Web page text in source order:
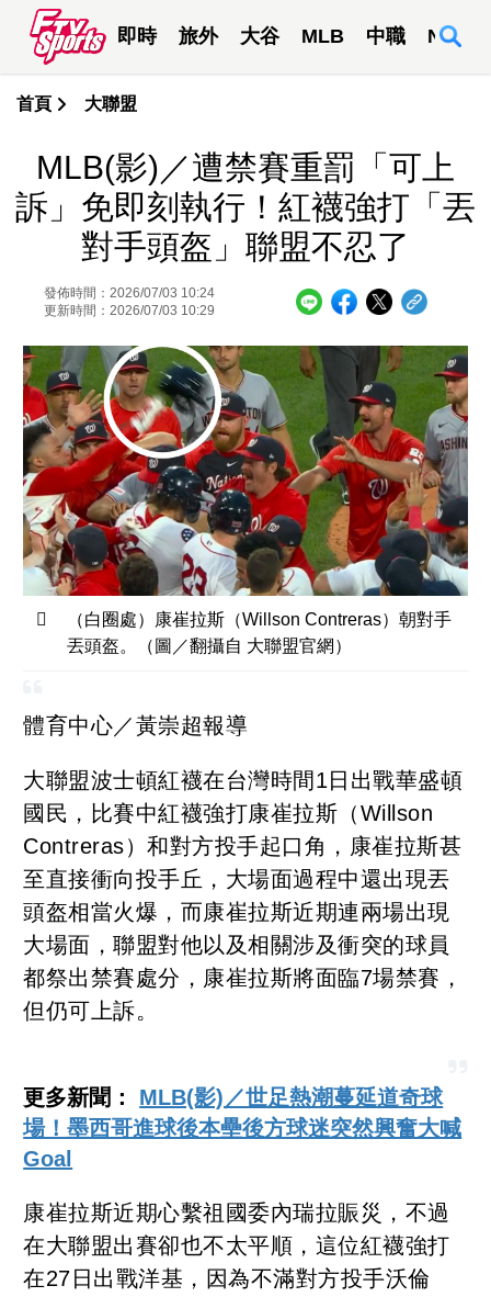
即時 旅外 大谷 MLB 中職 NBA
首頁 大聯盟
MLB(影)／遭禁賽重罰「可上
訴」免即刻執行！紅襪強打「丟
對手頭盔」聯盟不忍了
發佈時間：2026/07/03 10:24
更新時間：2026/07/03 10:29
（白圈處）康崔拉斯（Willson Contreras）朝對手
丟頭盔。（圖／翻攝自 大聯盟官網）
體育中心／黃崇超報導
大聯盟波士頓紅襪在台灣時間1日出戰華盛頓
國民，比賽中紅襪強打康崔拉斯（Willson
Contreras）和對方投手起口角，康崔拉斯甚
至直接衝向投手丘，大場面過程中還出現丟
頭盔相當火爆，而康崔拉斯近期連兩場出現
大場面，聯盟對他以及相關涉及衝突的球員
都祭出禁賽處分，康崔拉斯將面臨7場禁賽，
但仍可上訴。
更多新聞： MLB(影)／世足熱潮蔓延道奇球
場！墨西哥進球後本壘後方球迷突然興奮大喊
Goal
康崔拉斯近期心繫祖國委內瑞拉賑災，不過
在大聯盟出賽卻也不太平順，這位紅襪強打
在27日出戰洋基，因為不滿對方投手沃倫